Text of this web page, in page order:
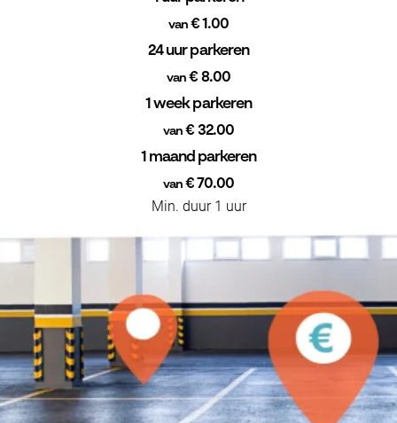
van€ 1.00
24 uur parkeren
van € 8.00
1 week parkeren
van € 32.00
1 maand parkeren
van€ 70.00
Min. duur 1 uur